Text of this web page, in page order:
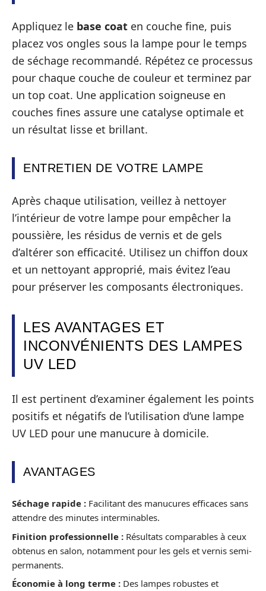
Appliquez le base coat en couche fine, puis
placez vos ongles sous la lampe pour le temps
de séchage recommandé. Répétez ce processus
pour chaque couche de couleur et terminez par
un top coat. Une application soigneuse en
couches fines assure une catalyse optimale et
un résultat lisse et brillant.
ENTRETIEN DE VOTRE LAMPE
Après chaque utilisation, veillez à nettoyer
l’intérieur de votre lampe pour empêcher la
poussière, les résidus de vernis et de gels
d’altérer son efficacité. Utilisez un chiffon doux
et un nettoyant approprié, mais évitez l’eau
pour préserver les composants électroniques.
LES AVANTAGES ET
INCONVÉNIENTS DES LAMPES
UV LED
Il est pertinent d’examiner également les points
positifs et négatifs de l’utilisation d’une lampe
UV LED pour une manucure à domicile.
AVANTAGES
Séchage rapide : Facilitant des manucures efficaces sans
attendre des minutes interminables.
Finition professionnelle : Résultats comparables à ceux
obtenus en salon, notamment pour les gels et vernis semi-
permanents.
Économie à long terme : Des lampes robustes et